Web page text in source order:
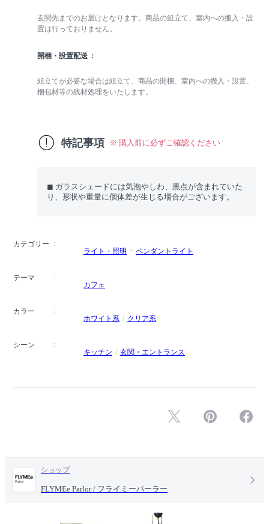
玄関先までのお届けとなります。商品の組立て、室内への搬入・設
置は行っておりません。
開梱・設置配送
組立てが必要な場合は組立て、商品の開梱、室内への搬入・設置、
梱包材等の残材処理をいたします。
特記事項 ※ 購入前に必ずご確認ください
◼︎ ガラスシェードには気泡やしわ、黒点が含まれていた
り、形状や重量に個体差が生じる場合がございます。
カテゴリー
ライト・照明
ペンダントライト
テーマ
カフェ
カラー
ホワイト系
クリア系
シーン
キッチン
玄関・エントランス
ショップ
FLYMEe Parlor / フライミーパーラー